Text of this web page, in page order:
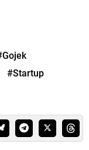
#Startup